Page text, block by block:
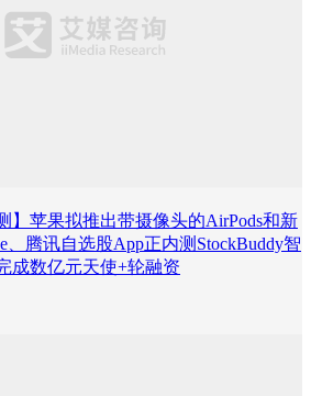
】苹果拟推出带摄像头的AirPods和新
、腾讯自选股App正内测StockBuddy智
成数亿元天使+轮融资